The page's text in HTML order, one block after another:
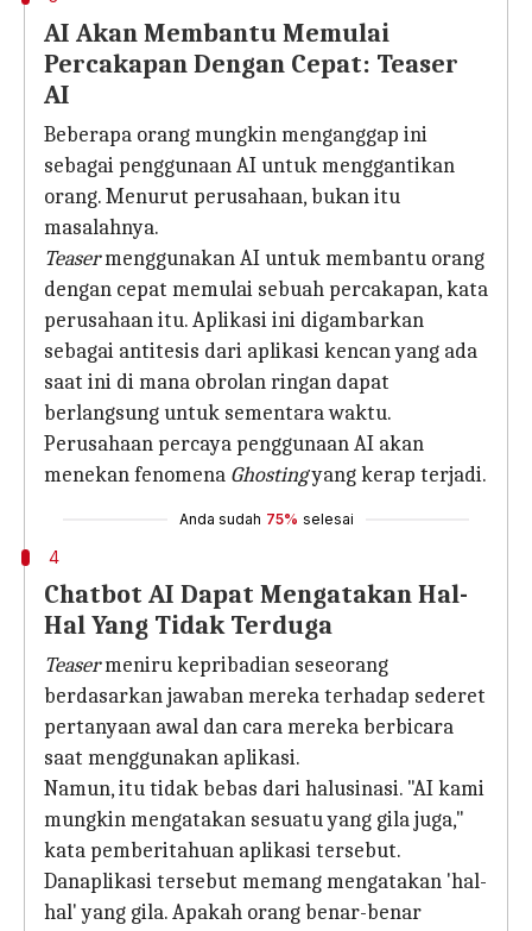
AI Akan Membantu Memulai
Percakapan Dengan Cepat: Teaser
AI
Beberapa orang mungkin menganggap ini
sebagai penggunaan AI untuk menggantikan
orang. Menurut perusahaan, bukan itu
masalahnya.
Teasermenggunakan AI untuk membantu orang
dengan cepat memulai sebuah percakapan, kata
perusahaan itu. Aplikasi ini digambarkan
sebagai antitesis dari aplikasi kencan yang ada
saat ini di mana obrolan ringan dapat
berlangsung untuk sementara waktu.
Perusahaan percaya penggunaan AI akan
menekan fenomena Ghostingyang kerap terjadi.
Anda sudah 75% selesai
4
Chatbot AI Dapat Mengatakan Hal-
Hal Yang Tidak Terduga
Teasermeniru kepribadian seseorang
berdasarkan jawaban mereka terhadap sederet
pertanyaan awal dan cara mereka berbicara
saat menggunakan aplikasi.
Namun, itu tidak bebas dari halusinasi. "AI kami
mungkin mengatakan sesuatu yang gila juga,"
kata pemberitahuan aplikasi tersebut.
Danaplikasi tersebut memang mengatakan 'hal-
hal' yang gila. Apakah orang benar-benar